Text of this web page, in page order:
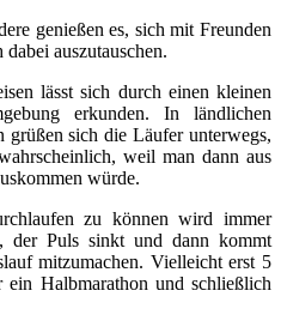
genießen es, sich mit Freunden
auszutauschen.
lässt sich durch einen kleinen
erkunden. In ländlichen
grüßen sich die Läufer unterwegs,
weil man dann aus
würde.
zu können wird immer
der Puls sinkt und dann kommt
mitzumachen. Vielleicht erst 5
Halbmarathon und schließlich